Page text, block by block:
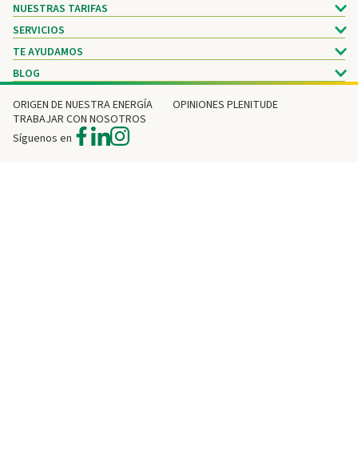
NUESTRAS TARIFAS
SERVICIOS
TE AYUDAMOS
BLOG
ORIGEN DE NUESTRA ENERGÍA
OPINIONES PLENITUDE
TRABAJAR CON NOSOTROS
Síguenos en